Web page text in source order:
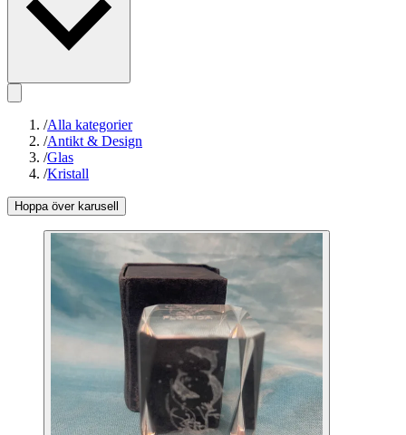
/Alla kategorier
/Antikt & Design
/Glas
/Kristall
Hoppa över karusell